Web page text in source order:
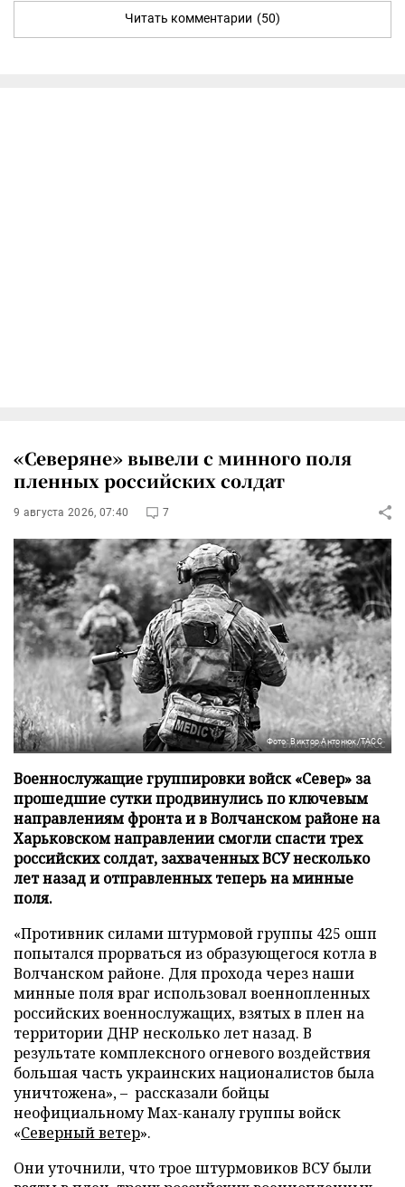
Читать комментарии (50)
«Северяне» вывели с минного поля
пленных российских солдат
9 августа 2026, 07:40 7
Фото: Виктор Антонюк/ТАСС
Военнослужащие группировки войск «Север» за
прошедшие сутки продвинулись по ключевым
направлениям фронта и в Волчанском районе на
Харьковском направлении смогли спасти трех
российских солдат, захваченных ВСУ несколько
лет назад и отправленных теперь на минные
поля.
«Противник силами штурмовой группы 425 ошп
попытался прорваться из образующегося котла в
Волчанском районе. Для прохода через наши
минные поля враг использовал военнопленных
российских военнослужащих, взятых в плен на
территории ДНР несколько лет назад. В
результате комплексного огневого воздействия
большая часть украинских националистов была
уничтожена», – рассказали бойцы
неофициальному Max-каналу группы войск
«Северный ветер».
Они уточнили, что трое штурмовиков ВСУ были